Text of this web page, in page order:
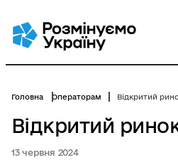
до
основного
вмісту
Головна Операторам Відкритий
Відкритий
13 червня 2024